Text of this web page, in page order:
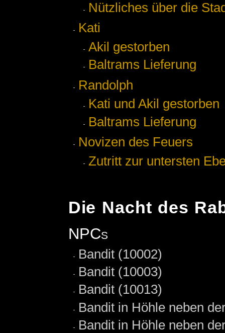
Nützliches über die
Kati
Akil gestorben
Baltrams Lieferung
Randolph
Kati und Akil gestorben
Baltrams Lieferung
Novizen des Feuers
Zutritt zur untersten
Die Nacht des
NPCs
Bandit (10002)
Bandit (10003)
Bandit (10013)
Bandit in Höhle neben
Bandit in Höhle neben